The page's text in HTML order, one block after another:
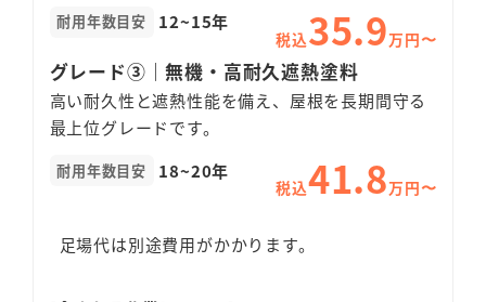
耐用年数目安 12~15年
税込35.9万円〜
グレード③｜無機・高耐久遮熱塗料
高い耐久性と遮熱性能を備え、屋根を長期間守る
最上位グレードです。
耐用年数目安 18~20年
税込41.8万円〜
足場代は別途費用がかかります。